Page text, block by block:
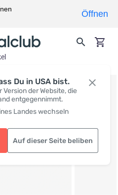
Du in USA bist.
der Website, die
entgegennimmt.
Landes wechseln
Auf dieser Seite beliben
Öffnen